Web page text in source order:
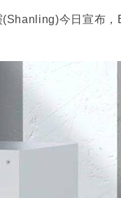
今日宣布